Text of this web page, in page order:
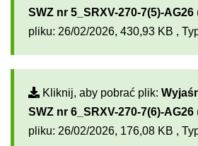
SWZ nr 5_SRXV-270-7(5)-AG26
pliku: 26/02/2026, 430,93 KB ,
Kliknij, aby pobrać plik:
SWZ nr 6_SRXV-270-7(6)-AG26
pliku: 26/02/2026, 176,08 KB ,